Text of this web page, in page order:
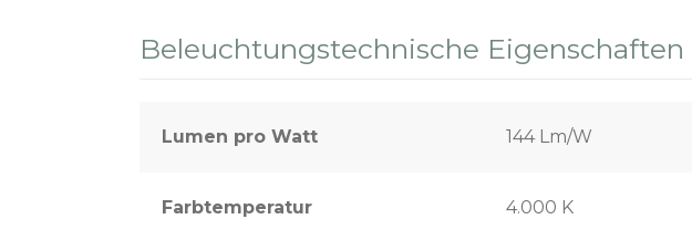
Beleuchtungstechnische Eigenschaften
Lumen pro Watt 144 Lm/W
Farbtemperatur 4.000 K